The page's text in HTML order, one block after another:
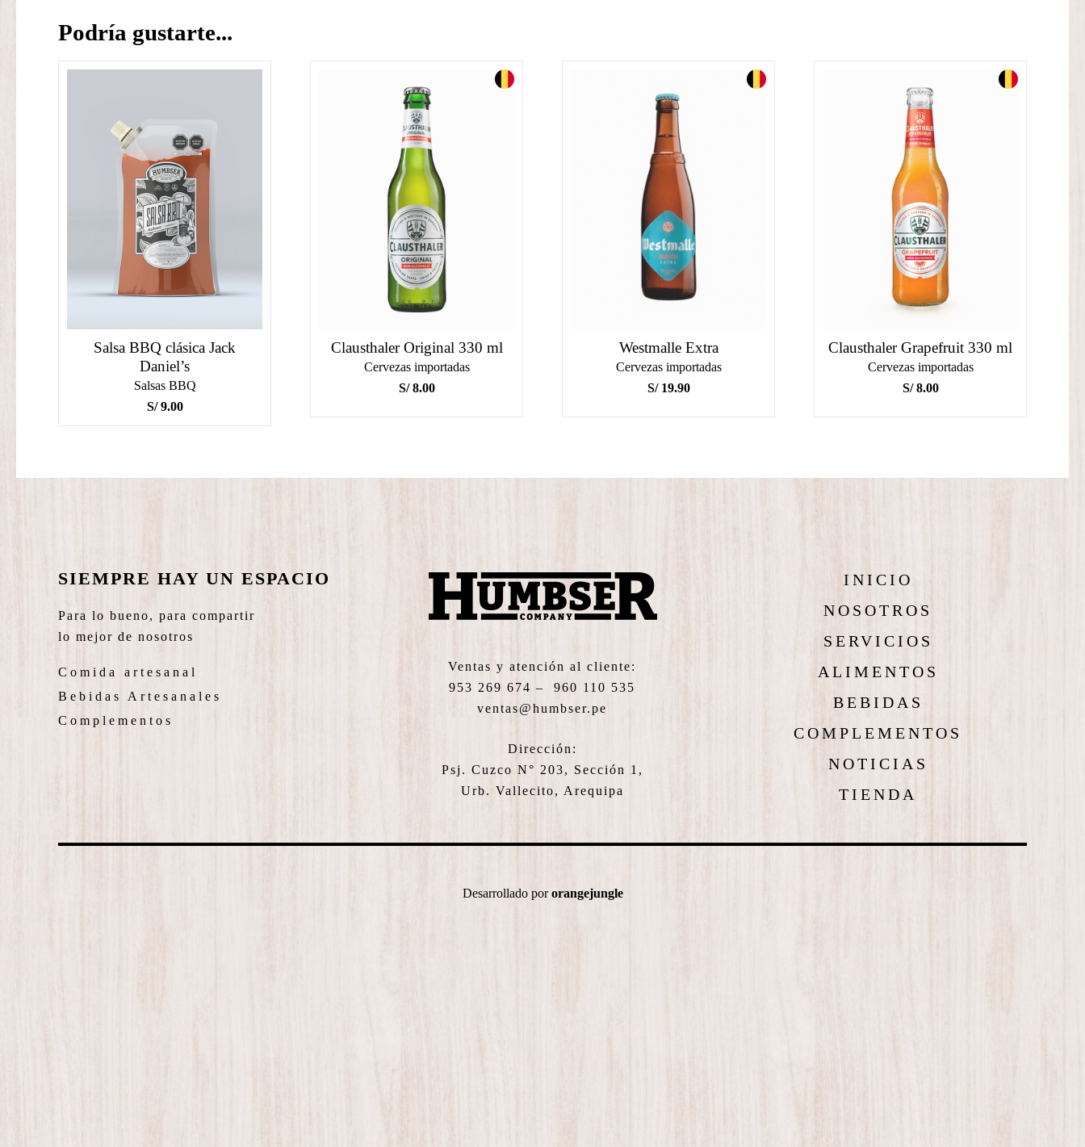
Podría gustarte...
Salsa BBQ clásica Jack
Daniel’s
Salsas BBQ
S/9.00
Clausthaler Original 330 ml
Cervezas importadas
S/8.00
Westmalle Extra
Cervezas importadas
S/19.90
Clausthaler Grapefruit 330 ml
Cervezas importadas
S/8.00
SIEMPRE HAY UN ESPACIO
Para lo bueno, para compartir
lo mejor de nosotros
Comida artesanal
Bebidas Artesanales
Complementos
Ventas y atención al cliente:
953 269 674 – 960 110 535
ventas@humbser.pe
Dirección:
Psj. Cuzco N° 203, Sección 1,
Urb. Vallecito, Arequipa
INICIO
NOSOTROS
SERVICIOS
ALIMENTOS
BEBIDAS
COMPLEMENTOS
NOTICIAS
TIENDA
Desarrollado pororangejungle